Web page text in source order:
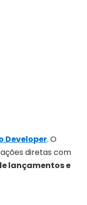
Developer. O
diretas com
lançamentos e